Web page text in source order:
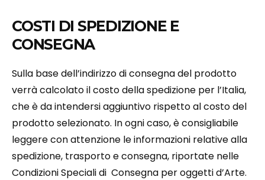
COSTI DI SPEDIZIONE E
CONSEGNA
Sulla base dell’indirizzo di consegna del prodotto
verrà calcolato il costo della spedizione per l’Italia,
che è da intendersi aggiuntivo rispetto al costo del
prodotto selezionato. In ogni caso, è consigliabile
leggere con attenzione le informazioni relative alla
spedizione, trasporto e consegna, riportate nelle
Condizioni Speciali di Consegna per oggetti d’Arte.